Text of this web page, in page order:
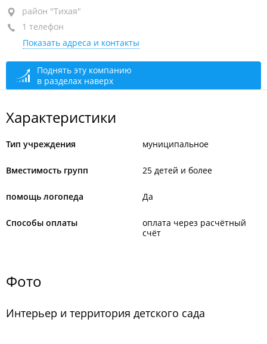
район "Тихая", ул. Сахалинская, 37А
+7 (423) 225-85-30
закрыто, откроется в 07:00
район "Тихая"
1 телефон
Показать адреса и контакты
Поднять эту компанию
в разделах наверх
Характеристики
Тип учреждения муниципальное
Вместимость групп 25 детей и более
помощь логопеда Да
Способы оплаты
оплата через расчётный
счёт
Фото
Интерьер и территория детского сада